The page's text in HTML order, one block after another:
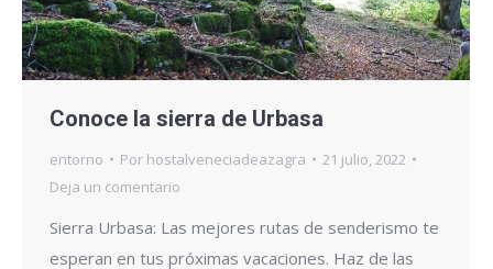
Conoce la sierra de Urbasa
entorno Por hostalveneciadeazagra
21 julio, 2022
Deja un comentario
Sierra Urbasa: Las mejores rutas de senderismo te
esperan en tus próximas vacaciones. Haz de las